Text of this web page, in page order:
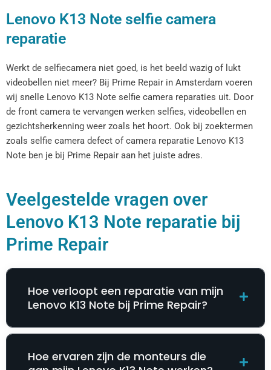
Lenovo K13 Note selfie camera
reparatie
Werkt de selfiecamera niet goed, is het beeld wazig of lukt
videobellen niet meer? Bij Prime Repair in Amsterdam voeren
wij snelle Lenovo K13 Note selfie camera reparaties uit. Door
de front camera te vervangen werken selfies, videobellen en
gezichtsherkenning weer zoals het hoort. Ook bij zoektermen
zoals selfie camera defect of camera reparatie Lenovo K13
Note ben je bij Prime Repair aan het juiste adres.
Veelgestelde vragen over
Lenovo K13 Note reparatie bij
Prime Repair
Hoe verloopt een reparatie van mijn
Lenovo K13 Note bij Prime Repair?
Hoe ervaren zijn de monteurs die